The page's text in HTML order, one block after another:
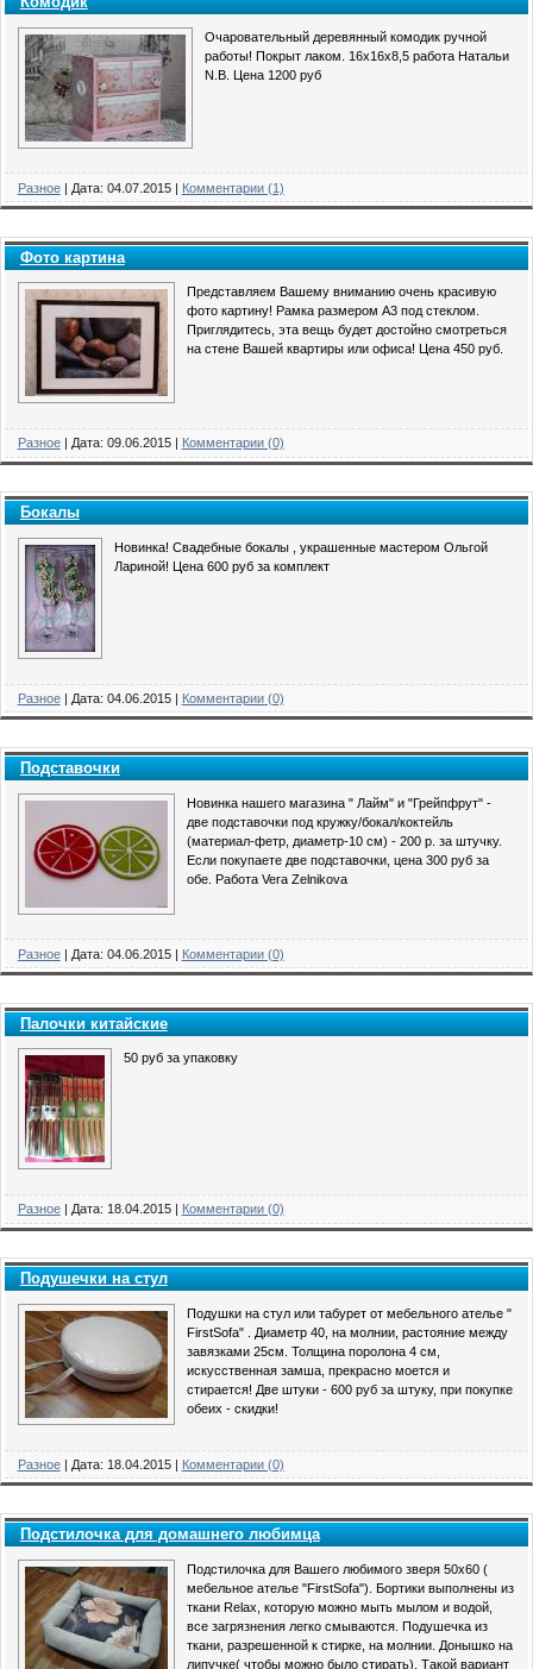
Очаровательный деревянный комодик ручной
работы! Покрыт лаком. 16х16х8,5 работа Натальи
N.B. Цена 1200 руб
Разное| Дата: 04.07.2015| Комментарии (1)
Фото картина
Представляем Вашему вниманию очень красивую
фото картину! Рамка размером А3 под стеклом.
Приглядитесь, эта вещь будет достойно смотреться
на стене Вашей квартиры или офиса! Цена 450 руб.
Разное| Дата: 09.06.2015| Комментарии (0)
Бокалы
Новинка! Свадебные бокалы , украшенные мастером Ольгой
Лариной! Цена 600 руб за комплект
Разное| Дата: 04.06.2015| Комментарии (0)
Подставочки
Новинка нашего магазина " Лайм" и "Грейпфрут" -
две подставочки под кружку/бокал/коктейль
(материал-фетр, диаметр-10 см) - 200 р. за штучку.
Если покупаете две подставочки, цена 300 руб за
обе. Работа Vera Zelnikova
Разное| Дата: 04.06.2015| Комментарии (0)
Палочки китайские
50 руб за упаковку
Разное| Дата: 18.04.2015| Комментарии (0)
Подушечки на стул
Подушки на стул или табурет от мебельного ателье "
FirstSofa" . Диаметр 40, на молнии, растояние между
завязками 25см. Толщина поролона 4 см,
искусственная замша, прекрасно моется и
стирается! Две штуки - 600 руб за штуку, при покупке
обеих - скидки!
Разное| Дата: 18.04.2015| Комментарии (0)
Подстилочка для домашнего любимца
Подстилочка для Вашего любимого зверя 50х60 (
мебельное ателье "FirstSofa"). Бортики выполнены из
ткани Relax, которую можно мыть мылом и водой,
все загрязнения легко смываются. Подушечка из
ткани, разрешенной к стирке, на молнии. Донышко на
липучке( чтобы можно было стирать). Такой вариант